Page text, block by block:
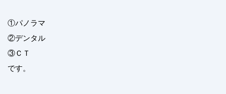
①パノラマ
②デンタル
③ＣＴ
です。